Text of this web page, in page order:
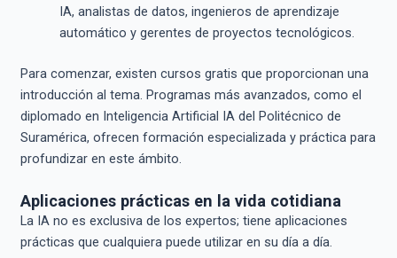
IA, analistas de datos, ingenieros de aprendizaje
automático y gerentes de proyectos tecnológicos.
Para comenzar, existen cursos gratis que proporcionan una
introducción al tema. Programas más avanzados, como el
diplomado en Inteligencia Artificial IA del Politécnico de
Suramérica, ofrecen formación especializada y práctica para
profundizar en este ámbito.
Aplicaciones prácticas en la vida cotidiana
La IA no es exclusiva de los expertos; tiene aplicaciones
prácticas que cualquiera puede utilizar en su día a día.